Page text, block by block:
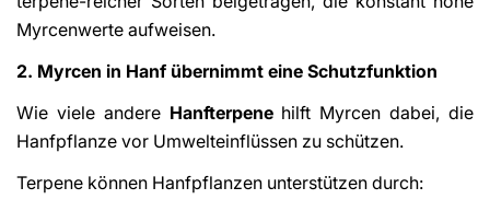
Myrcenwerte aufweisen.
2. Myrcen in Hanf übernimmt eine Schutzfunktion
Wie viele andere Hanfterpenehilft Myrcen dabei, die
Hanfpflanze vor Umwelteinflüssen zu schützen.
Terpene können Hanfpflanzen unterstützen durch: